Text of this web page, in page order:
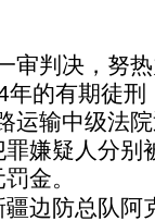
审判决，努
年的有期徒
运输中级法
嫌疑人分别
金。
防总队阿